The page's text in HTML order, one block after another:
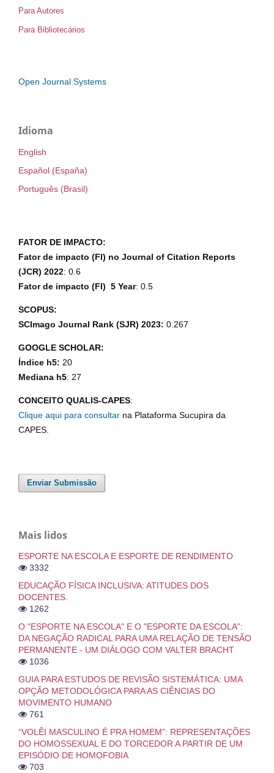
Para Autores
Para Bibliotecários
Open Journal Systems
Idioma
English
Español (España)
Português (Brasil)
FATOR DE IMPACTO:
Fator de impacto (FI) no Journal of Citation Reports
(JCR) 2022: 0.6
Fator de impacto (FI) 5 Year: 0.5
SCOPUS:
SCImago Journal Rank (SJR) 2023: 0.267
GOOGLE SCHOLAR:
Índice h5: 20
Mediana h5: 27
CONCEITO QUALIS-CAPES:
Clique aqui para consultar na Plataforma Sucupira da
CAPES.
Enviar Submissão
Mais lidos
ESPORTE NA ESCOLA E ESPORTE DE RENDIMENTO
3332
EDUCAÇÃO FÍSICA INCLUSIVA: ATITUDES DOS
DOCENTES.
1262
O "ESPORTE NA ESCOLA" E O "ESPORTE DA ESCOLA":
DA NEGAÇÃO RADICAL PARA UMA RELAÇÃO DE TENSÃO
PERMANENTE - UM DIÁLOGO COM VALTER BRACHT
1036
GUIA PARA ESTUDOS DE REVISÃO SISTEMÁTICA: UMA
OPÇÃO METODOLÓGICA PARA AS CIÊNCIAS DO
MOVIMENTO HUMANO
761
“VOLÊI MASCULINO É PRA HOMEM”: REPRESENTAÇÕES
DO HOMOSSEXUAL E DO TORCEDOR A PARTIR DE UM
EPISÓDIO DE HOMOFOBIA
703